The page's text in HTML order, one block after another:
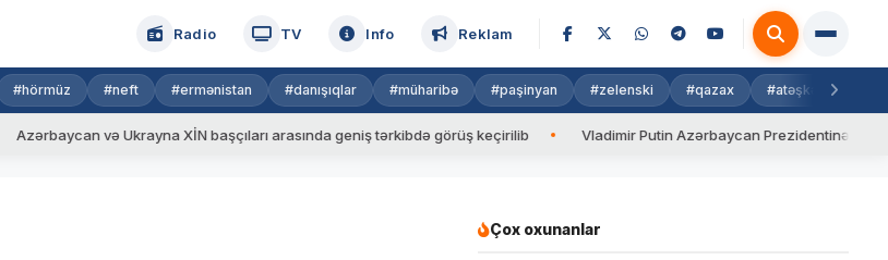
Radio TV Info Reklam
#hörmüz #neft #ermənistan #danışıqlar #müharibə #paşinyan #zelenski #qazax #atəşkəs
və Ukrayna XİN başçıları arasında geniş tərkibdə görüş keçirilib Vladimir Putin Azərbaycan Prezidentinə zəng edib
Çox oxunanlar